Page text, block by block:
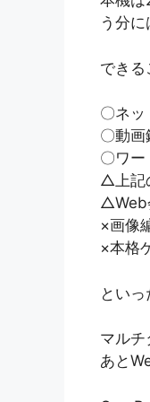
う分に
できる
〇ネッ
〇動画
〇ワー
△上記
△Web
×画像
×本格
といっ
マル
あと